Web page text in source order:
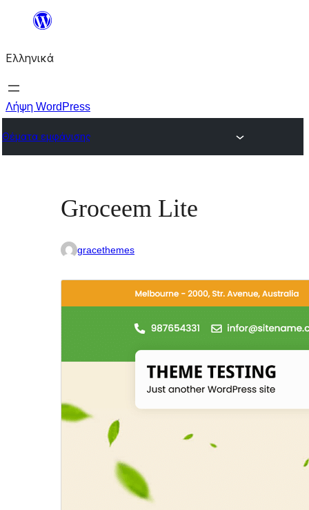
Μετάβαση
περιεχόμενο
Ελληνικά
Λήψη WordPress
Θέματα εμφάνισης
Groceem Lite
gracethemes